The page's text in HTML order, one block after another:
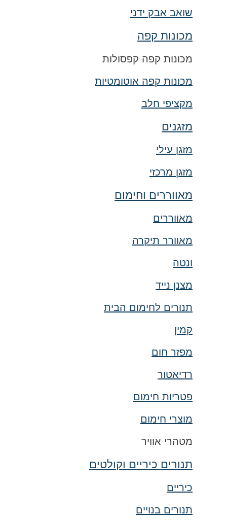
שואב אבק ידני
מכונות קפה
מכונות קפה קפסולות
מכונות קפה אוטומטיות
מקציפי חלב
מזגנים
מזגן עילי
מזגן מרכזי
מאווררים וחימום
מאווררים
מאוורר תיקרה
ונטה
מצנן נייד
תנורים לחימום הבית
קמין
מפזר חום
רדיאטור
פטריות חימום
מוצרי חימום
מטהרי אוויר
תנורים כיריים וקולטים
כיריים
תנורים בנויים